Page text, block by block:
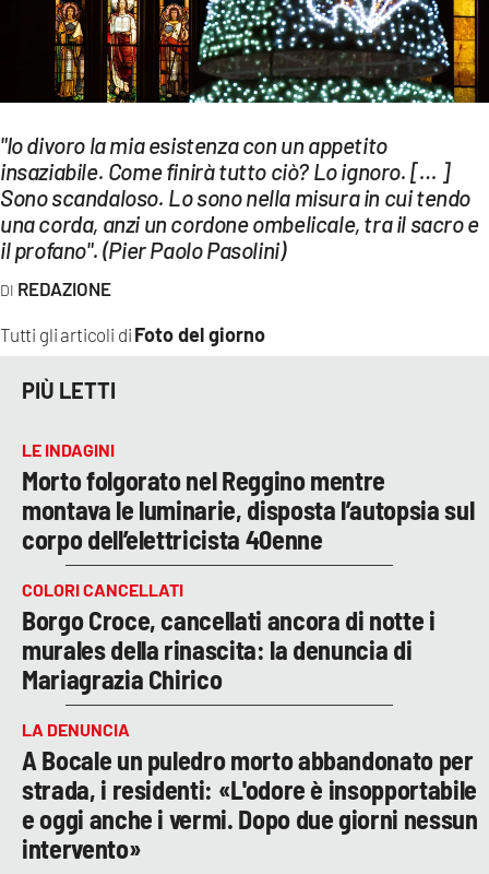
EVENTI
SPORT
Streaming
LAC TV
LAC NETWORK
LAC ONAIR
LaC
Network
LACPLAY.IT
LACONAIR.IT
LACITYMAG.IT
COSENZACHANNEL.IT
ILVIBONESE.IT
LACAPITALENEWS.IT
App
ANDROID
"Io divoro la mia esistenza con un appetito
insaziabile. Come finirà tutto ciò? Lo ignoro. [… ]
Sono scandaloso. Lo sono nella misura in cui tendo
una corda, anzi un cordone ombelicale, tra il sacro e
il profano". (Pier Paolo Pasolini)
REDAZIONE
Tutti gli articoli di Foto del giorno
PIÙ LETTI
LE INDAGINI
Morto folgorato nel Reggino mentre
montava le luminarie, disposta l’autopsia sul
corpo dell’elettricista 40enne
COLORI CANCELLATI
Borgo Croce, cancellati ancora di notte i
murales della rinascita: la denuncia di
Mariagrazia Chirico
LA DENUNCIA
A Bocale un puledro morto abbandonato per
strada, i residenti: «L'odore è insopportabile
e oggi anche i vermi. Dopo due giorni nessun
intervento»